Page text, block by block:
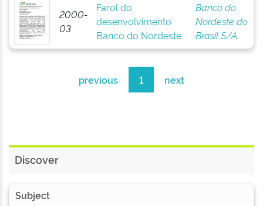
2000-
03
Farol do
desenvolvimento
Banco do Nordeste
Banco do
Nordeste do
Brasil S/A
previous 1 next
Discover
Subject